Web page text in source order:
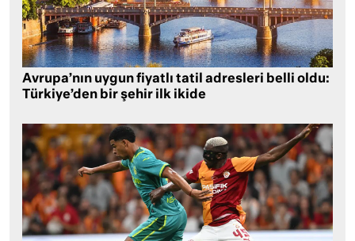
Avrupa’nın uygun fiyatlı tatil adresleri belli oldu:
Türkiye’den bir şehir ilk ikide